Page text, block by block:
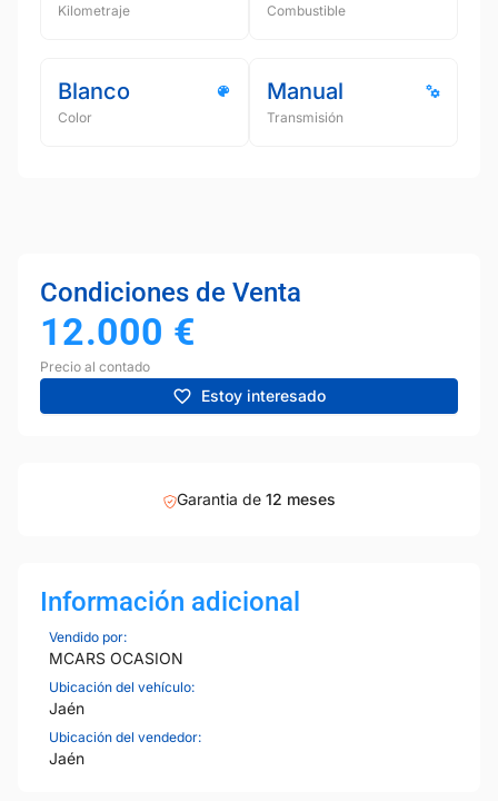
Kilometraje Combustible
Blanco
Color
Manual
Transmisión
Condiciones de Venta
12.000 €
Precio al contado
Estoy interesado
Garantia de 12 meses
Información adicional
Vendido por:
MCARS OCASION
Ubicación del vehículo:
Jaén
Ubicación del vendedor:
Jaén